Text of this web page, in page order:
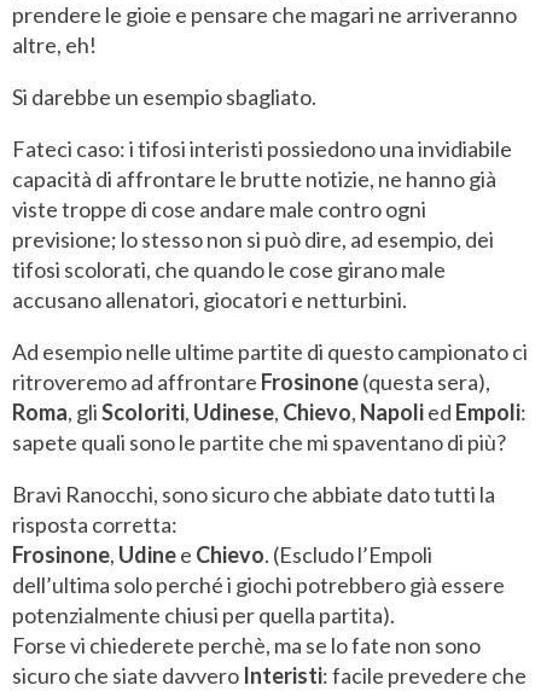
prendere le gioie e pensare che magari ne arriveranno
altre, eh!
Si darebbe un esempio sbagliato.
Fateci caso: i tifosi interisti possiedono una invidiabile
capacità di affrontare le brutte notizie, ne hanno già
viste troppe di cose andare male contro ogni
previsione; lo stesso non si può dire, ad esempio, dei
tifosi scolorati, che quando le cose girano male
accusano allenatori, giocatori e netturbini.
Ad esempio nelle ultime partite di questo campionato ci
ritroveremo ad affrontare Frosinone(questa sera),
Roma, gliScoloriti, Udinese, Chievo, Napolied Empoli:
sapete quali sono le partite che mi spaventano di più?
Bravi Ranocchi, sono sicuro che abbiate dato tutti la
risposta corretta:
Frosinone, Udinee Chievo. (Escludo l’Empoli
dell’ultima solo perché i giochi potrebbero già essere
potenzialmente chiusi per quella partita).
Forse vi chiederete perchè, ma se lo fate non sono
sicuro che siate davvero Interisti: facile prevedere che